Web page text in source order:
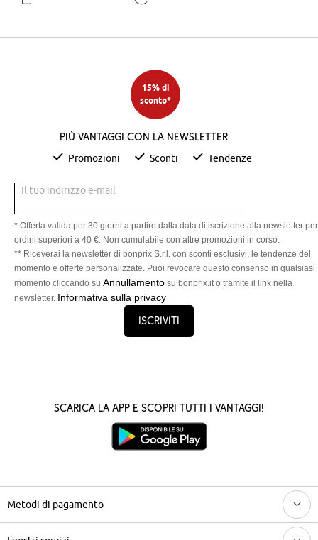
15% di
sconto*
Più vantaggi con la newsletter
Promozioni Sconti Tendenze
Il tuo indirizzo e-mail
* Offerta valida per 30 giorni a partire dalla data di iscrizione alla newsletter per
ordini superiori a 40 €. Non cumulabile con altre promozioni in corso.
** Riceverai la newsletter di bonprix S.r.l. con sconti esclusivi, le tendenze del
momento e offerte personalizzate. Puoi revocare questo consenso in qualsiasi
momento cliccando su Annullamento su bonprix.it o tramite il link nella
newsletter. Informativa sulla privacy
Iscriviti
Scarica la App e scopri tutti i vantaggi!
Metodi di pagamento